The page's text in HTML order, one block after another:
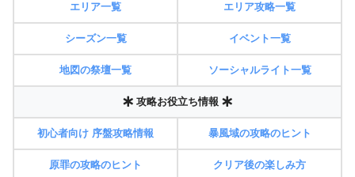
エリア一覧 エリア攻略一覧
シーズン一覧 イベント一覧
地図の祭壇一覧 ソーシャルライト一覧
攻略お役立ち情報
初心者向け 序盤攻略情報 暴風域の攻略のヒント
原罪の攻略のヒント クリア後の楽しみ方